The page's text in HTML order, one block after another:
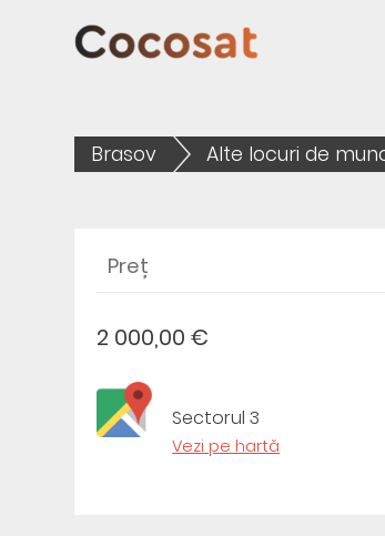
Brasov Alte locuri de
Preț
2 000,00 €
Sectorul 3
Vezi pe hartă